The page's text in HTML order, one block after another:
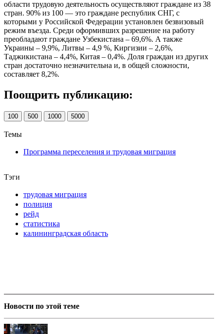
области трудовую деятельность осуществляют граждане из 38
стран. 90% из 100 — это граждане республик СНГ, с
которыми у Российской Федерации установлен безвизовый
режим въезда. Среди оформивших разрешение на работу
преобладают граждане Узбекистана – 69,6%. А также
Украины – 9,9%, Литвы – 4,9 %, Киргизии – 2,6%,
Таджикистана – 4,4%, Китая – 0,4%. Доля граждан из других
стран достаточно незначительна и, в общей сложности,
составляет 8,2%.
Поощрить публикацию:
100 500 1000 5000
Темы
Программа переселения и трудовая миграция
Тэги
трудовая миграция
полиция
рейд
статистика
калининградская область
Новости по этой теме